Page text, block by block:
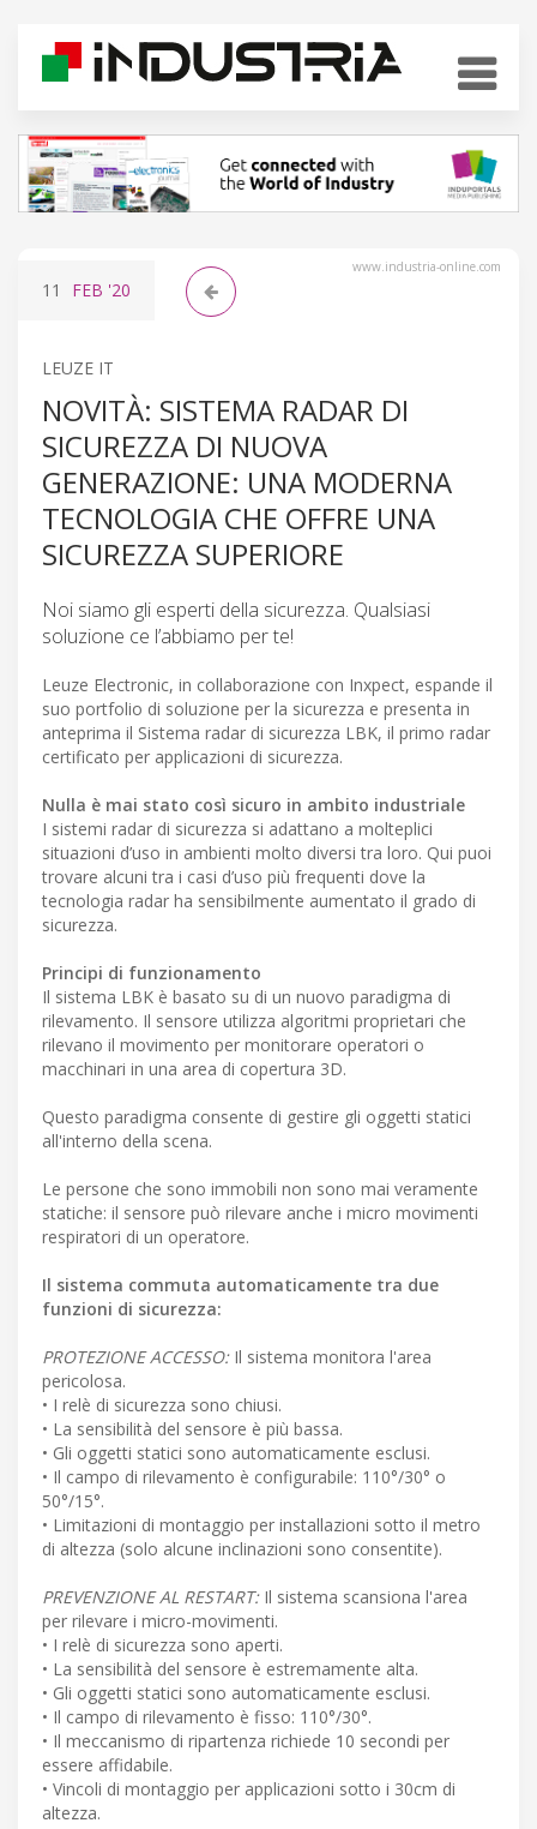
www.industria-online.com
11 FEB '20
LEUZE IT
NOVITÀ: SISTEMA RADAR DI
SICUREZZA DI NUOVA
GENERAZIONE: UNA MODERNA
TECNOLOGIA CHE OFFRE UNA
SICUREZZA SUPERIORE
Noi siamo gli esperti della sicurezza. Qualsiasi
soluzione ce l’abbiamo per te!
Leuze Electronic, in collaborazione con Inxpect, espande il
suo portfolio di soluzione per la sicurezza e presenta in
anteprima il Sistema radar di sicurezza LBK, il primo radar
certificato per applicazioni di sicurezza.
Nulla è mai stato così sicuro in ambito industriale
I sistemi radar di sicurezza si adattano a molteplici
situazioni d’uso in ambienti molto diversi tra loro. Qui puoi
trovare alcuni tra i casi d’uso più frequenti dove la
tecnologia radar ha sensibilmente aumentato il grado di
sicurezza.
Principi di funzionamento
Il sistema LBK è basato su di un nuovo paradigma di
rilevamento. Il sensore utilizza algoritmi proprietari che
rilevano il movimento per monitorare operatori o
macchinari in una area di copertura 3D.
Questo paradigma consente di gestire gli oggetti statici
all'interno della scena.
Le persone che sono immobili non sono mai veramente
statiche: il sensore può rilevare anche i micro movimenti
respiratori di un operatore.
Il sistema commuta automaticamente tra due
funzioni di sicurezza:
PROTEZIONE ACCESSO:Il sistema monitora l'area
pericolosa.
• I relè di sicurezza sono chiusi.
• La sensibilità del sensore è più bassa.
• Gli oggetti statici sono automaticamente esclusi.
• Il campo di rilevamento è configurabile: 110°/30° o
50°/15°.
• Limitazioni di montaggio per installazioni sotto il metro
di altezza (solo alcune inclinazioni sono consentite).
PREVENZIONE AL RESTART:Il sistema scansiona l'area
per rilevare i micro-movimenti.
• I relè di sicurezza sono aperti.
• La sensibilità del sensore è estremamente alta.
• Gli oggetti statici sono automaticamente esclusi.
• Il campo di rilevamento è fisso: 110°/30°.
• Il meccanismo di ripartenza richiede 10 secondi per
essere affidabile.
• Vincoli di montaggio per applicazioni sotto i 30cm di
altezza.